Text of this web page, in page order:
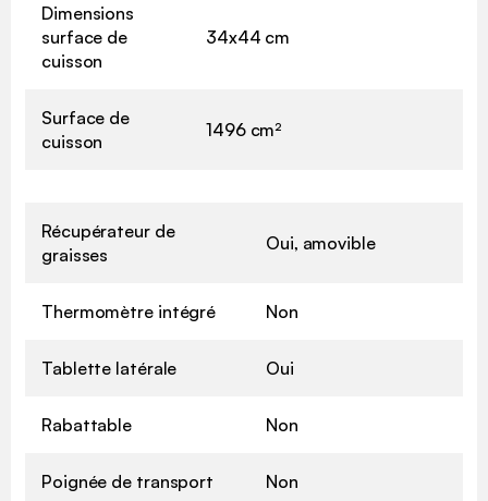
Dimensions
surface de
cuisson
34x44 cm
Surface de
cuisson
1496 cm²
Récupérateur de
graisses
Oui, amovible
Thermomètre intégré Non
Tablette latérale Oui
Rabattable Non
Poignée de transport Non